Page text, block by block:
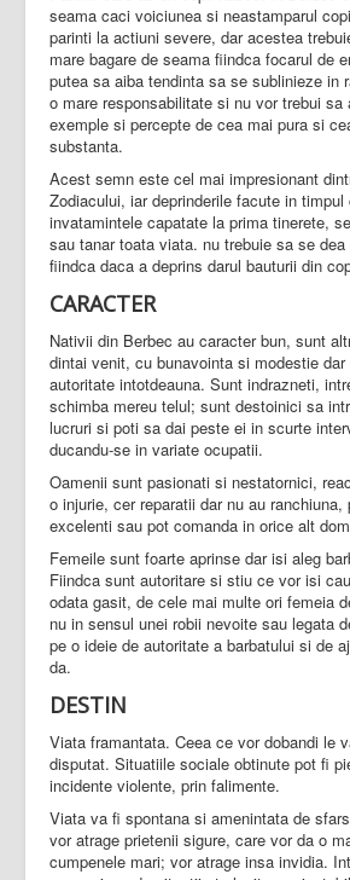
seama caci voiciunea si neastamparul
parinti la actiuni severe, dar acestea
mare bagare de seama fiindca focarul de
putea sa aiba tendinta sa se sublinieze in
o mare responsabilitate si nu vor trebui sa
exemple si percepte de cea mai pura si
substanta.
Acest semn este cel mai impresionant
Zodiacului, iar deprinderile facute in timpul
invatamintele capatate la prima tinerete,
sau tanar toata viata. nu trebuie sa se
fiindca daca a deprins darul bauturii din
CARACTER
Nativii din Berbec au caracter bun, sunt
dintai venit, cu bunavointa si modestie
autoritate intotdeauna. Sunt indrazneti,
schimba mereu telul; sunt destoinici sa
lucruri si poti sa dai peste ei in scurte
ducandu-se in variate ocupatii.
Oamenii sunt pasionati si nestatornici,
o injurie, cer reparatii dar nu au
excelenti sau pot comanda in orice alt
Femeile sunt foarte aprinse dar isi aleg
Fiindca sunt autoritare si stiu ce vor isi
odata gasit, de cele mai multe ori femeia
nu in sensul unei robii nevoite sau legata
pe o ideie de autoritate a barbatului si de
da.
DESTIN
Viata framantata. Ceea ce vor dobandi le
disputat. Situatiile sociale obtinute pot fi
incidente violente, prin falimente.
Viata va fi spontana si amenintata de
vor atrage prietenii sigure, care vor da o
cumpenele mari; vor atrage insa invidia.